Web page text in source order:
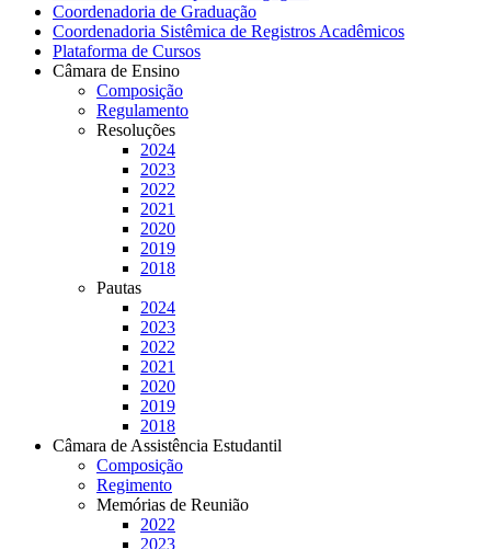
Coordenadoria de Graduação
Coordenadoria Sistêmica de Registros Acadêmicos
Plataforma de Cursos
Câmara de Ensino
Composição
Regulamento
Resoluções
2024
2023
2022
2021
2020
2019
2018
Pautas
2024
2023
2022
2021
2020
2019
2018
Câmara de Assistência Estudantil
Composição
Regimento
Memórias de Reunião
2022
2023